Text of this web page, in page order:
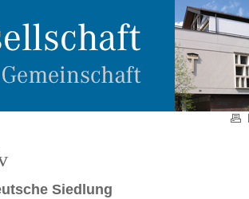
Siedlung